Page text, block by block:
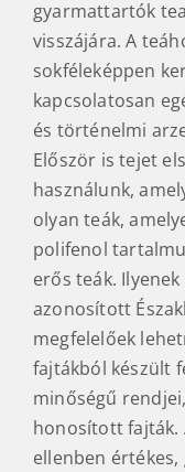
gyarmattartók
visszájára. A
sokféleképpen
kapcsolatosan
és történelmi
Először is tejet
használunk,
olyan teák,
polifenol
erős teák.
azonosított
megfelelőek
fajtákból készült
minőségű
honosított fajták.
ellenben